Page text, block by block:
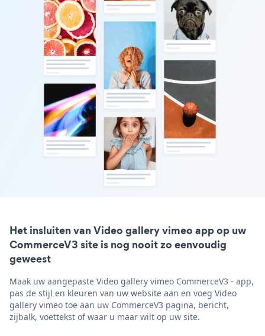
Het insluiten van Video gallery vimeo app op uw
CommerceV3 site is nog nooit zo eenvoudig
geweest
Maak uw aangepaste Video gallery vimeo CommerceV3 - app,
pas de stijl en kleuren van uw website aan en voeg Video
gallery vimeo toe aan uw CommerceV3 pagina, bericht,
zijbalk, voettekst of waar u maar wilt op uw site.